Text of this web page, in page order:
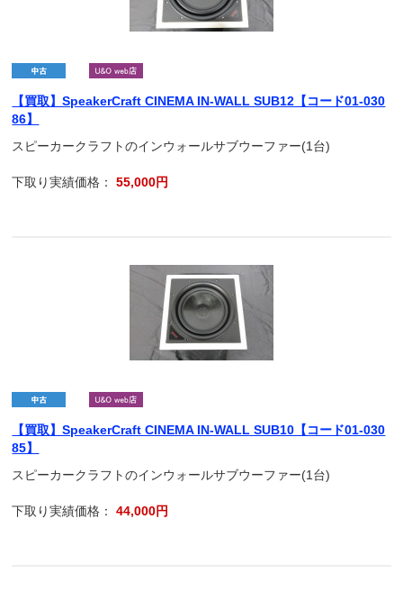
【買取】SpeakerCraft CINEMA IN-WALL SUB12【コード01-030
86】
スピーカークラフトのインウォールサブウーファー(1台)
下取り実績価格：55,000円
【買取】SpeakerCraft CINEMA IN-WALL SUB10【コード01-030
85】
スピーカークラフトのインウォールサブウーファー(1台)
下取り実績価格：44,000円